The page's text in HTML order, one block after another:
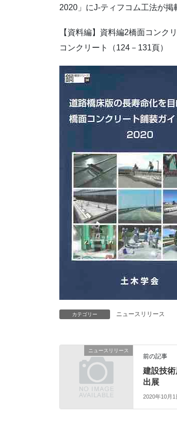
2020」にJ-ティフコム工法が掲
【資料編】資料編2橋面コンク
コンクリート（124－131頁）
カテゴリー ニュースリリース
ニュースリリース
前の記事
建設技
出展
2020年10月1